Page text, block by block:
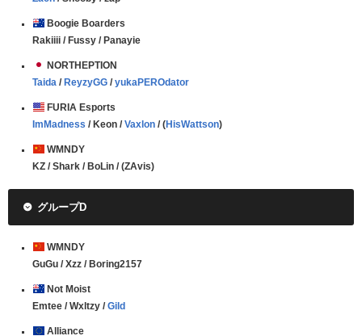
Boogie Boarders
Rakiiii / Fussy / Panayie
NORTHEPTION
Taida / ReyzyGG / yukaPEROdator
FURIA Esports
ImMadness / Keon / Vaxlon / (HisWattson)
WMNDY
KZ / Shark / BoLin / (ZAvis)
グループD
WMNDY
GuGu / Xzz / Boring2157
Not Moist
Emtee / Wxltzy /Gild
Alliance